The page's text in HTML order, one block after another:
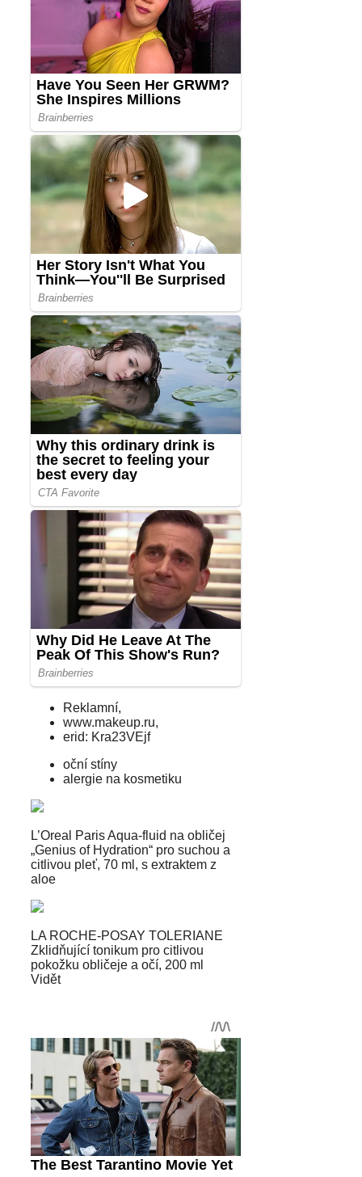
Reklamní,
www.makeup.ru,
erid: Kra23VEjf
oční stíny
alergie na kosmetiku
L’Oreal Paris Aqua-fluid na obličej
„Genius of Hydration“ pro suchou a
citlivou pleť, 70 ml, s extraktem z
aloe
LA ROCHE-POSAY TOLERIANE
Zklidňující tonikum pro citlivou
pokožku obličeje a očí, 200 ml
Vidět